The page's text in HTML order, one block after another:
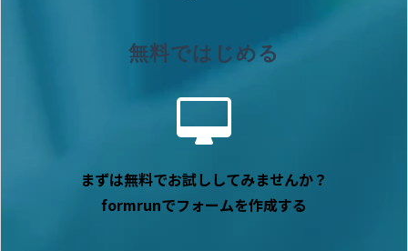
無料ではじめる
まずは無料でお試ししてみませんか？
formrunでフォームを作成する